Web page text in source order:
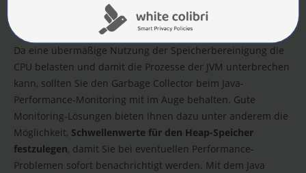
So vermeiden Sie Probleme mit dem
Garbage Collector:
Da eine übermäßige Nutzung der Speicherbereinigung die
CPU belasten und damit die Prozesse der JVM unterbrechen
kann, sollten Sie den Garbage Collector beim Java-
Performance-Monitoring mit im Auge behalten. Gute
Monitoring-Lösungen bieten Ihnen dazu unter anderem die
Möglichkeit, Schwellenwerte für den Heap-Speicher
festzulegen, damit Sie bei eventuellen Performance-
Problemen sofort benachrichtigt werden. Mit dem Java